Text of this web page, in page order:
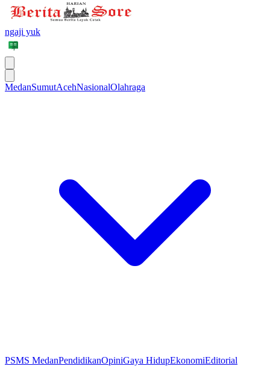
ngaji yuk
MedanSumutAcehNasionalOlahraga
PSMS MedanPendidikanOpiniGaya HidupEkonomiEditorial